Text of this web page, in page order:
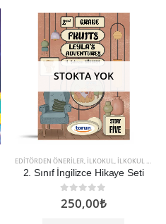
STOKTA YOK
EDITÖRDEN ÖNERILER İLKOKUL İLKOKUL 2 SINIF
2. Sınıf İngilizce Hikaye Seti
05 üzerinden
250,00₺